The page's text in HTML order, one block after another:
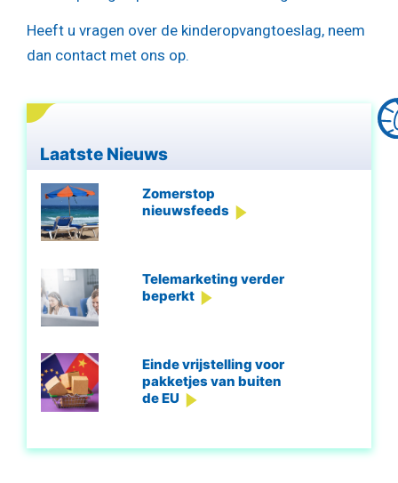
Heeft u vragen over de kinderopvangtoeslag, neem
dan contact met ons op.
Laatste Nieuws
Zomerstop
nieuwsfeeds
Telemarketing verder
beperkt
Einde vrijstelling voor
pakketjes van buiten
de EU